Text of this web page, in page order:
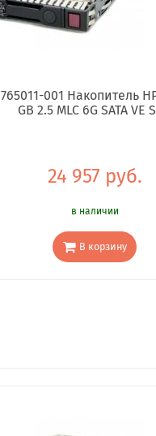
765011-001 Накопитель
GB 2.5 MLC 6G SATA VE
24 957 руб.
в наличии
В корзину